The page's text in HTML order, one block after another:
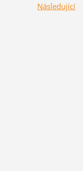
Následující